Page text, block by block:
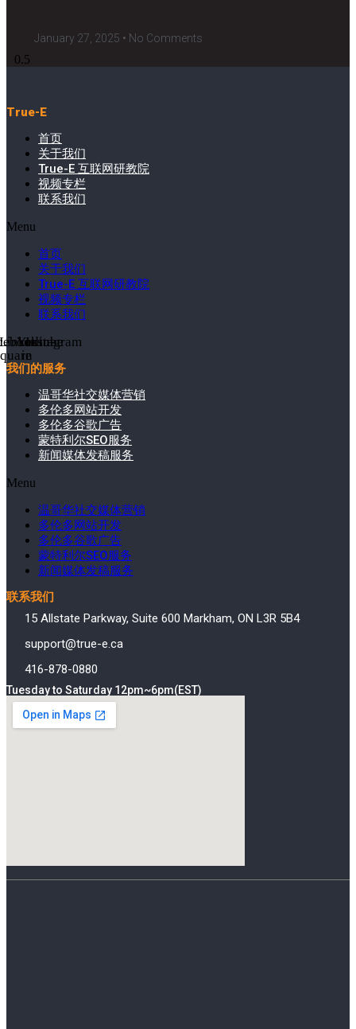
January 27, 2025 No Comments
True-E
首页
关于我们
True-E 互联网研教院
视频专栏
联系我们
Menu
首页
关于我们
True-E 互联网研教院
视频专栏
联系我们
in
Youtube
Instagram
我们的服务
温哥华社交媒体营销
多伦多网站开发
多伦多谷歌广告
蒙特利尔SEO服务
新闻媒体发稿服务
Menu
温哥华社交媒体营销
多伦多网站开发
多伦多谷歌广告
蒙特利尔SEO服务
新闻媒体发稿服务
联系我们
15 Allstate Parkway, Suite 600 Markham, ON L3R 5B4
support@true-e.ca
416-878-0880
Tuesday to Saturday 12pm~6pm(EST)